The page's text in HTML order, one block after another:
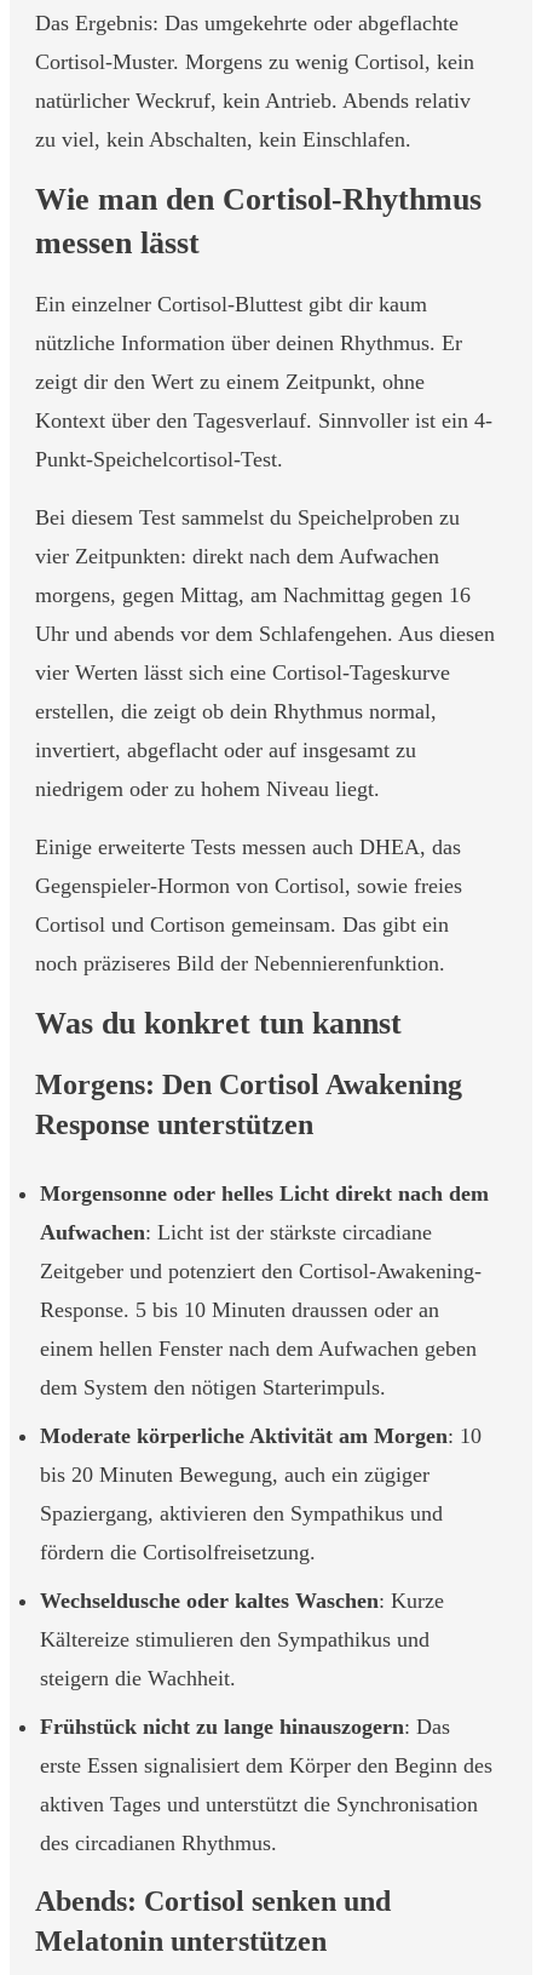
Das Ergebnis: Das umgekehrte oder abgeflachte
Cortisol-Muster. Morgens zu wenig Cortisol, kein
natürlicher Weckruf, kein Antrieb. Abends relativ
zu viel, kein Abschalten, kein Einschlafen.
Wie man den Cortisol-Rhythmus
messen lässt
Ein einzelner Cortisol-Bluttest gibt dir kaum
nützliche Information über deinen Rhythmus. Er
zeigt dir den Wert zu einem Zeitpunkt, ohne
Kontext über den Tagesverlauf. Sinnvoller ist ein 4-
Punkt-Speichelcortisol-Test.
Bei diesem Test sammelst du Speichelproben zu
vier Zeitpunkten: direkt nach dem Aufwachen
morgens, gegen Mittag, am Nachmittag gegen 16
Uhr und abends vor dem Schlafengehen. Aus diesen
vier Werten lässt sich eine Cortisol-Tageskurve
erstellen, die zeigt ob dein Rhythmus normal,
invertiert, abgeflacht oder auf insgesamt zu
niedrigem oder zu hohem Niveau liegt.
Einige erweiterte Tests messen auch DHEA, das
Gegenspieler-Hormon von Cortisol, sowie freies
Cortisol und Cortison gemeinsam. Das gibt ein
noch präziseres Bild der Nebennierenfunktion.
Was du konkret tun kannst
Morgens: Den Cortisol Awakening
Response unterstützen
Morgensonne oder helles Licht direkt nach dem
Aufwachen: Licht ist der stärkste circadiane
Zeitgeber und potenziert den Cortisol-Awakening-
Response. 5 bis 10 Minuten draussen oder an
einem hellen Fenster nach dem Aufwachen geben
dem System den nötigen Starterimpuls.
Moderate körperliche Aktivität am Morgen: 10
bis 20 Minuten Bewegung, auch ein zügiger
Spaziergang, aktivieren den Sympathikus und
fördern die Cortisolfreisetzung.
Wechseldusche oder kaltes Waschen: Kurze
Kältereize stimulieren den Sympathikus und
steigern die Wachheit.
Frühstück nicht zu lange hinauszogern: Das
erste Essen signalisiert dem Körper den Beginn des
aktiven Tages und unterstützt die Synchronisation
des circadianen Rhythmus.
Abends: Cortisol senken und
Melatonin unterstützen